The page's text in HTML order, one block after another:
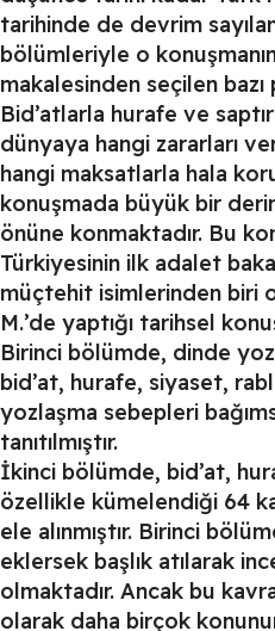
tarihinde de devrim
bölümleriyle o
makalesinden seçilen
Bid’atlarla hurafe ve
dünyaya hangi zararları
hangi maksatlarla hala
konuşmada büyük bir
önüne konmaktadır. Bu
Türkiyesinin ilk adalet
müçtehit isimlerinden biri
M.’de yaptığı tarihsel
Birinci bölümde, dinde
bid’at, hurafe, siyaset,
yozlaşma sebepleri
tanıtılmıştır.
İkinci bölümde, bid’at,
özellikle kümelendiği 64
ele alınmıştır. Birinci
eklersek başlık atılarak
olmaktadır. Ancak bu
olarak daha birçok